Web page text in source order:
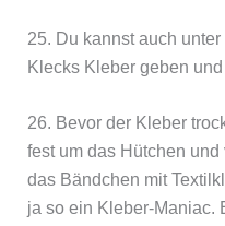
25. Du kannst auch
Klecks Kleber geben
26. Bevor der Kleber
fest um das Hütchen
das Bändchen mit
ja so ein Kleber-Maniac.